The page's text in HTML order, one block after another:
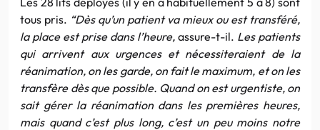
tous pris. “Dès qu’un patient va mieux ou est transféré,
la place est prise dans l’heure, assure-t-il. Les patients
qui arrivent aux urgences et nécessiteraient de la
réanimation, on les garde, on fait le maximum, et on les
transfère dès que possible. Quand on est urgentiste, on
sait gérer la réanimation dans les premières heures,
mais quand c’est plus long, c’est un peu moins notre